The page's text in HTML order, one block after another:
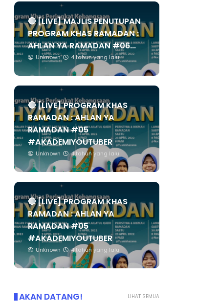
🔴 [LIVE] MAJLIS PENUTUPAN
PROGRAM KHAS RAMADAN :
AHLAN YA RAMADAN #06...
Unknown 4 tahun yang lalu
🔴 [LIVE] PROGRAM KHAS
RAMADAN : AHLAN YA
RAMADAN #05
#AKADEMIYOUTUBER
Unknown 4 tahun yang lalu
🔴 [LIVE] PROGRAM KHAS
RAMADAN : AHLAN YA
RAMADAN #05
#AKADEMIYOUTUBER
Unknown 4 tahun yang lalu
LIHAT SEMUA
AKAN DATANG!